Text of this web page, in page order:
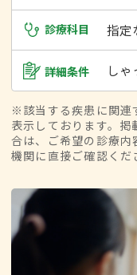
診療科目 指定
詳細条件 しゃ
※該当する疾患に関連
表示しております。
合は、ご希望の診療
機関に直接ご確認くだ